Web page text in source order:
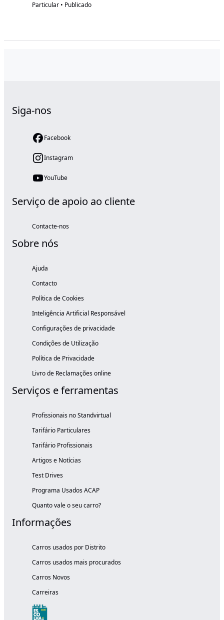
Particular • Publicado
Siga-nos
Facebook
Instagram
YouTube
Serviço de apoio ao cliente
Contacte-nos
Sobre nós
Ajuda
Contacto
Política de Cookies
Inteligência Artificial Responsável
Configurações de privacidade
Condições de Utilização
Política de Privacidade
Livro de Reclamações online
Serviços e ferramentas
Profissionais no Standvirtual
Tarifário Particulares
Tarifário Profissionais
Artigos e Notícias
Test Drives
Programa Usados ACAP
Quanto vale o seu carro?
Informações
Carros usados por Distrito
Carros usados mais procurados
Carros Novos
Carreiras